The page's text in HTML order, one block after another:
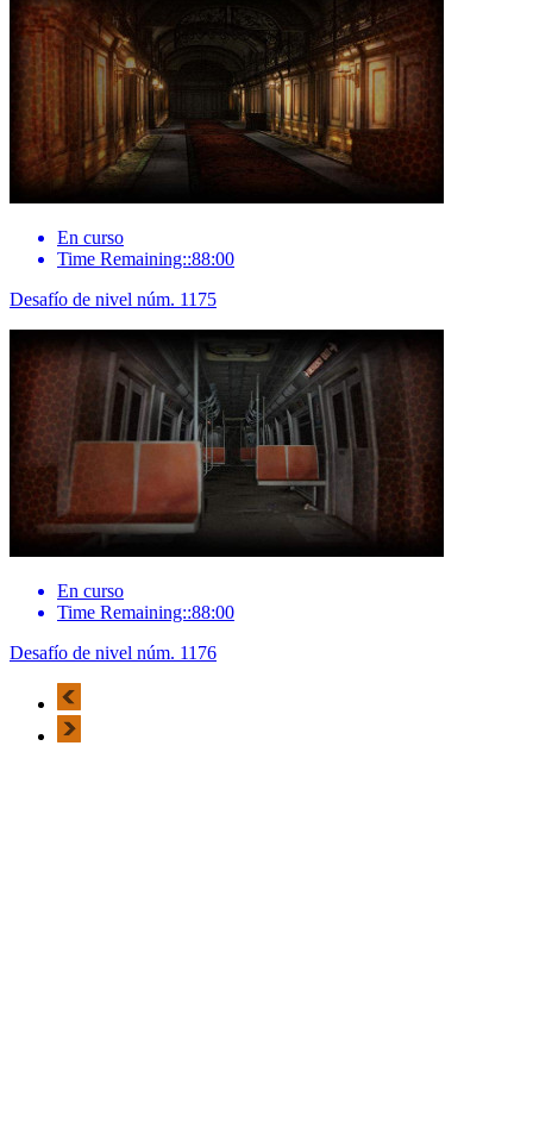
En curso
Time Remaining::88:00
Desafío de nivel núm. 1175
En curso
Time Remaining::88:00
Desafío de nivel núm. 1176